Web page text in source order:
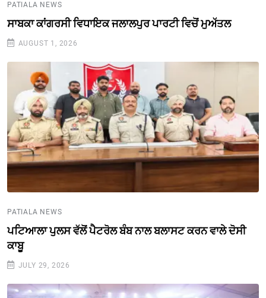
PATIALA NEWS
ਸਾਬਕਾ ਕਾਂਗਰਸੀ ਵਿਧਾਇਕ ਜਲਾਲਪੁਰ ਪਾਰਟੀ ਵਿਚੋਂ ਮੁਅੱਤਲ
AUGUST 1, 2026
PATIALA NEWS
ਪਟਿਆਲਾ ਪੁਲਸ ਵੱਲੋਂ ਪੈਟਰੋਲ ਬੰਬ ਨਾਲ ਬਲਾਸਟ ਕਰਨ ਵਾਲੇ ਦੋਸੀ
ਕਾਬੂ
JULY 29, 2026